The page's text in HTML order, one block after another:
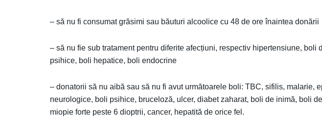
– să nu fi consumat grăsimi sau băuturi alcoolice cu 48 de ore înaintea donării
– să nu fie sub tratament pentru diferite afecțiuni, respectiv hipertensiune, boli
psihice, boli hepatice, boli endocrine
– donatorii să nu aibă sau să nu fi avut următoarele boli: TBC, sifilis, malarie,
neurologice, boli psihice, bruceloză, ulcer, diabet zaharat, boli de inimă, boli
miopie forte peste 6 dioptrii, cancer, hepatită de orice fel.